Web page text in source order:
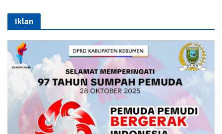
Iklan